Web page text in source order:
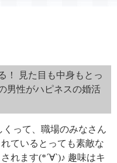
！ 見た目も中身もとっ
男性がハピネスの婚活
って、職場のみなさん
ているとっても素敵な
れます(*´∀`)♪ 趣味はキ